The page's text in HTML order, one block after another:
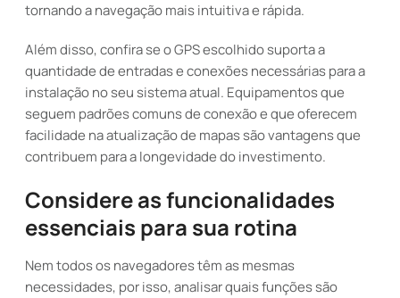
tornando a navegação mais intuitiva e rápida.
Além disso, confira se o GPS escolhido suporta a
quantidade de entradas e conexões necessárias para a
instalação no seu sistema atual. Equipamentos que
seguem padrões comuns de conexão e que oferecem
facilidade na atualização de mapas são vantagens que
contribuem para a longevidade do investimento.
Considere as funcionalidades
essenciais para sua rotina
Nem todos os navegadores têm as mesmas
necessidades, por isso, analisar quais funções são